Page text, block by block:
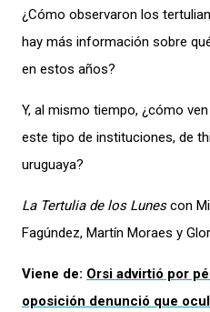
¿Cómo observaron los
hay más información sobre
en estos años?
Y, al mismo tiempo, ¿cómo ven
este tipo de instituciones, de
uruguaya?
La Tertulia de los Lunescon
Fagúndez, Martín Moraes y
Viene de: Orsi advirtió por
oposición denunció que